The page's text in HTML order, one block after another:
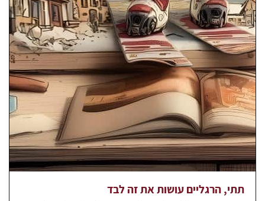
תתי, הרגליים עושות את זה לבד